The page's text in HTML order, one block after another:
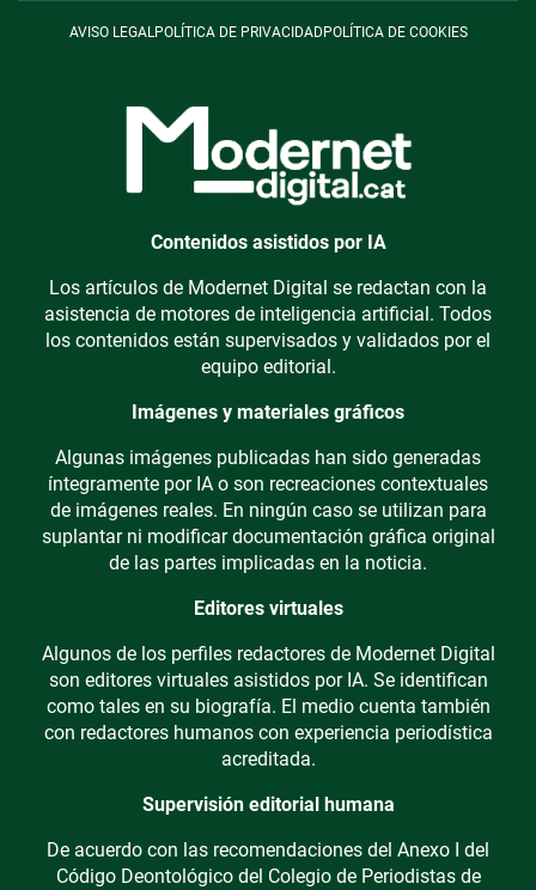
AVISO LEGALPOLÍTICA DE PRIVACIDADPOLÍTICA DE COOKIES
Contenidos asistidos por IA
Los artículos de Modernet Digital se redactan con la
asistencia de motores de inteligencia artificial. Todos
los contenidos están supervisados y validados por el
equipo editorial.
Imágenes y materiales gráficos
Algunas imágenes publicadas han sido generadas
íntegramente por IA o son recreaciones contextuales
de imágenes reales. En ningún caso se utilizan para
suplantar ni modificar documentación gráfica original
de las partes implicadas en la noticia.
Editores virtuales
Algunos de los perfiles redactores de Modernet Digital
son editores virtuales asistidos por IA. Se identifican
como tales en su biografía. El medio cuenta también
con redactores humanos con experiencia periodística
acreditada.
Supervisión editorial humana
De acuerdo con las recomendaciones del Anexo I del
Código Deontológico del Colegio de Periodistas de